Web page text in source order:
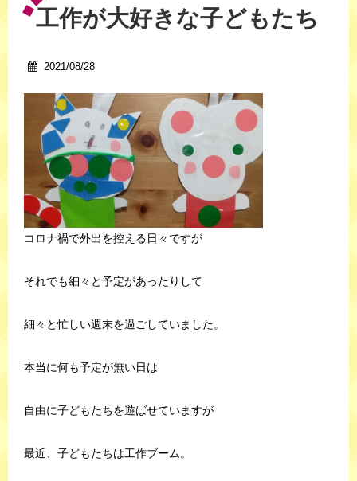
工作が大好きな子どもたち
2021/08/28
コロナ禍で外出を控える日々ですが
それでも細々と予定があったりして
細々と忙しい週末を過ごしていました。
本当に何も予定が無い日は
自由に子どもたちを遊ばせていますが
最近、子どもたちは工作ブーム。